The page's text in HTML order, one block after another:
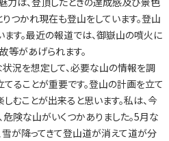
りつかれ現在も登山をしています。登山
す。最近の報道では、御嶽山の噴火に
があげられます。
況を想定して、必要な山の情報を調
ることが重要です。登山の計画を立て
むことが出来ると思います。私は、今
危険な山がいくつかありました。5月な
が降ってきて登山道が消えて道が分